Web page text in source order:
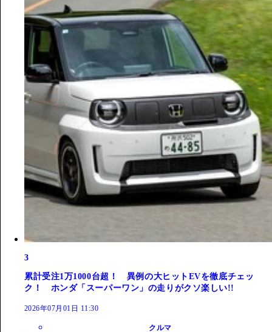
3
累計受注1万1000台超！ 異例の大ヒットEVを徹底チェッ
ク！ ホンダ「スーパーワン」の走りがクソ楽しい!!
2026年07月01日 11:30
クルマ